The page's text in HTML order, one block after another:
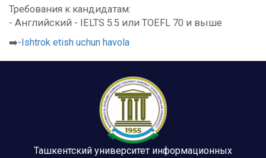
Требования к кандидатам:
- Английский - IELTS 5.5 или TOEFL 70 и выше
➡️-Ishtrok etish uchun havola
Ташкентский университет информационных